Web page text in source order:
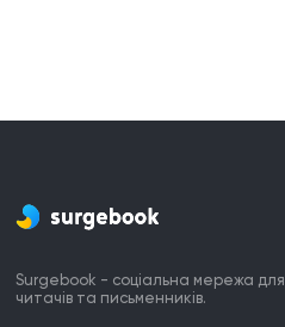
Surgebook - соціальна мережа для
читачів та письменників.